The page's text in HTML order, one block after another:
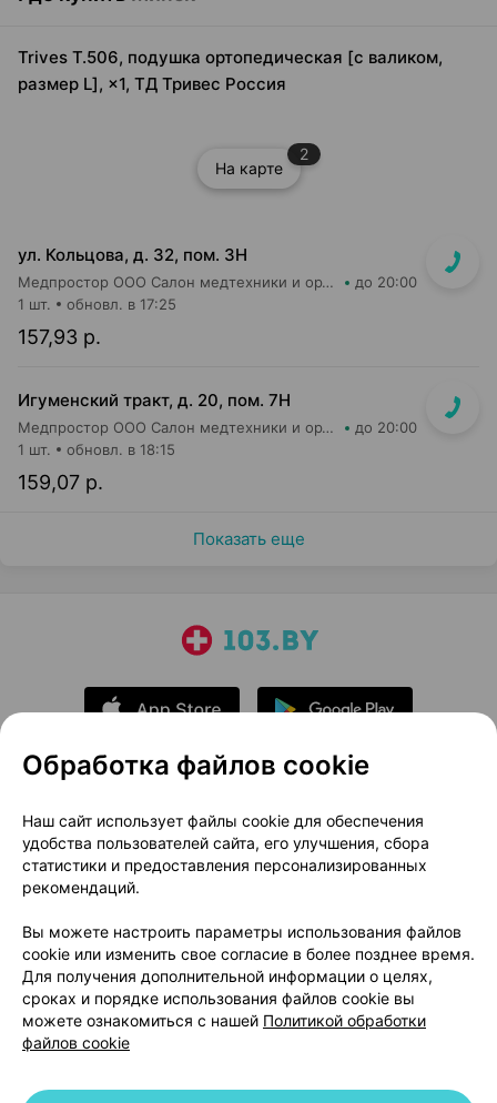
Trives T.506, подушка ортопедическая [с валиком,
размер L], ×1, ТД Тривес Россия
На карте
2
ул. Кольцова, д. 32, пом. 3Н
Медпростор ООО Салон медтехники и ортопедии №5 до 20:00
157,93 р.
1 шт. обновл. в 17:25
Игуменский тракт, д. 20, пом. 7Н
Медпростор ООО Салон медтехники и ортопедии №4 до 20:00
159,07 р.
1 шт. обновл. в 18:15
Показать еще
О проекте
Новости проекта
Размещение рекламы
Медицинский маркетинг
Публичный договор
Доставка
Способы оплаты
Вакансии
Партнеры
Написать руководителю 103.by
Написать в поддержку
Персональные настройки Cookie
Обработка файлов cookie
Наш сайт использует файлы cookie для обеспечения
удобства пользователей сайта, его улучшения, сбора
статистики и предоставления персонализированных
рекомендаций.
Вы можете настроить параметры использования файлов
cookie или изменить свое согласие в более позднее время.
Для получения дополнительной информации о целях,
сроках и порядке использования файлов cookie вы
можете ознакомиться с нашей Политикой обработки
файлов cookie